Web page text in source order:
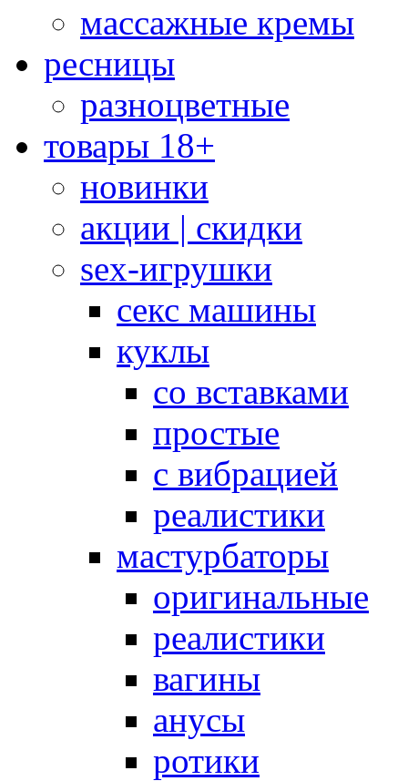
массажные кремы
ресницы
разноцветные
товары 18+
новинки
акции | скидки
sex-игрушки
секс машины
куклы
со вставками
простые
с вибрацией
реалистики
мастурбаторы
оригинальные
реалистики
вагины
анусы
ротики